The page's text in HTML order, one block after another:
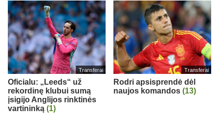
Transferai
Oficialu: „Leeds“ už
rekordinę klubui sumą
įsigijo Anglijos rinktinės
vartininką (1)
Transferai
Rodri apsisprendė dėl
naujos komandos (13)